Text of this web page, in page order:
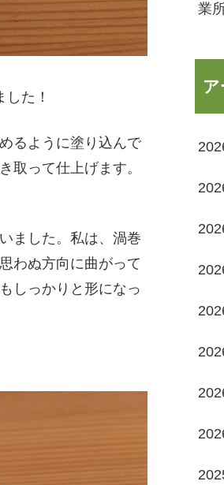
た！
るように塗り込んで
取って仕上げます。
ました。私は、渦巻
わぬ方向に曲がって
しっかりと形になっ
業